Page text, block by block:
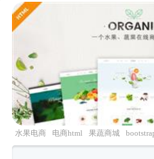
水果电商 电商html 果蔬商城